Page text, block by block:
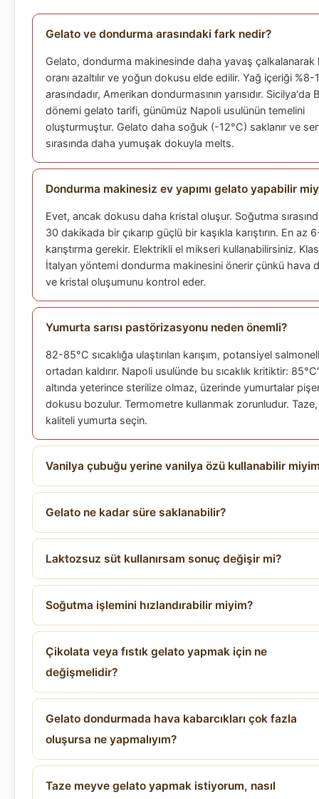
Gelato ve dondurma arasındaki fark nedir?
Gelato, dondurma makinesinde daha yavaş çalkalanarak
oranı azaltılır ve yoğun dokusu elde edilir. Yağ içeriği %8-
arasındadır, Amerikan dondurmasının yarısıdır. Sicilya'da
dönemi gelato tarifi, günümüz Napoli usulünün temelini
oluşturmuştur. Gelato daha soğuk (-12°C) saklanır ve
sırasında daha yumuşak dokuyla melts.
Dondurma makinesiz ev yapımı gelato yapabilir
Evet, ancak dokusu daha kristal oluşur. Soğutma
30 dakikada bir çıkarıp güçlü bir kaşıkla karıştırın. En az
karıştırma gerekir. Elektrikli el mikseri kullanabilirsiniz.
İtalyan yöntemi dondurma makinesini önerir çünkü hava
ve kristal oluşumunu kontrol eder.
Yumurta sarısı pastörizasyonu neden önemli?
82-85°C sıcaklığa ulaştırılan karışım, potansiyel
ortadan kaldırır. Napoli usulünde bu sıcaklık kritiktir:
altında yeterince sterilize olmaz, üzerinde yumurtalar
dokusu bozulur. Termometre kullanmak zorunludur.
kaliteli yumurta seçin.
Vanilya çubuğu yerine vanilya özü kullanabilir
Gelato ne kadar süre saklanabilir?
Laktozsuz süt kullanırsam sonuç değişir mi?
Soğutma işlemini hızlandırabilir miyim?
Çikolata veya fıstık gelato yapmak için ne
değişmelidir?
Gelato dondurmada hava kabarcıkları çok fazla
oluşursa ne yapmalıyım?
Taze meyve gelato yapmak istiyorum, nasıl